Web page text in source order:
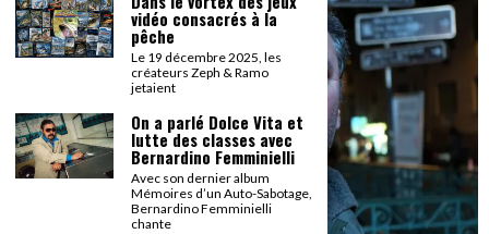
vidéo consacrés à la
pêche
Le 19 décembre 2025, les
créateurs Zeph & Ramo
jetaient
On a parlé Dolce Vita et
lutte des classes avec
Bernardino Femminielli
Avec son dernier album
Mémoires d’un Auto-Sabotage,
Bernardino Femminielli
chante